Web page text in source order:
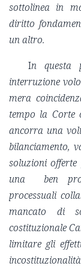
sottolinea in
diritto
un altro.
In questa
interruzione
mera
tempo la Corte
ancorra una
bilanciamento,
soluzioni offerte
una ben
processuali
mancato di
costituzionale
limitare gli